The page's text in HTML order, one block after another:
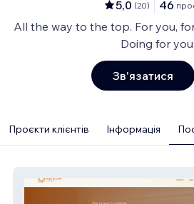
5,0 (20) 46
All the way to the top. For you,
Doing for you.
Зв'язатися
Проєкти клієнтів Інформація